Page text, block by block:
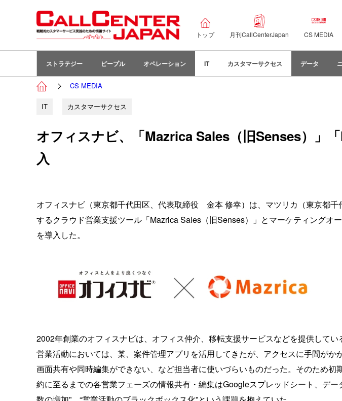
トップ 月刊CallCenterJapan CS MEDIA
ストラテジー ピープル オペレーション IT カスタマーサクセス データ
CS MEDIA
IT カスタマーサクセス
オフィスナビ、「Mazrica Sales（旧Senses）」
入
オフィスナビ（東京都千代田区、代表取締役 金本 修幸）は、マツリカ（東京都
するクラウド営業支援ツール「Mazrica Sales（旧Senses）」とマーケティングオ
を導入した。
2002年創業のオフィスナビは、オフィス仲介、移転支援サービスなどを提供してい
営業活動においては、某、案件管理アプリを活用してきたが、アクセスに手間が
画面共有や同時編集ができない、など担当者に使いづらいものだった。そのため
約に至るまでの各営業フェーズの情報共有・編集はGoogleスプレッドシート、デ